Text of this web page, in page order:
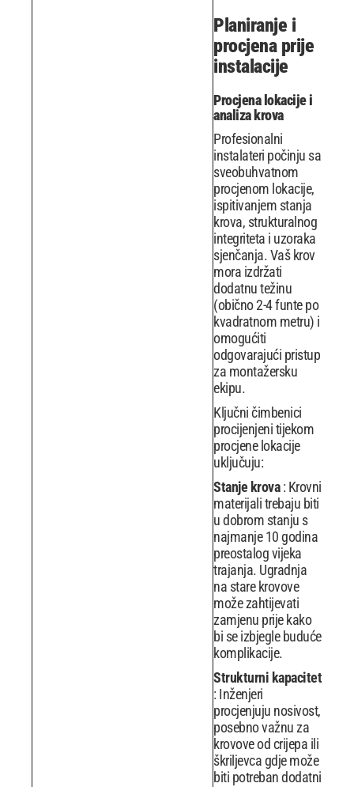
Planiranje i
procjena prije
instalacije
Procjena lokacije i
analiza krova
Profesionalni
instalateri počinju sa
sveobuhvatnom
procjenom lokacije,
ispitivanjem stanja
krova, strukturalnog
integriteta i uzoraka
sjenčanja. Vaš krov
mora izdržati
dodatnu težinu
(obično 2-4 funte po
kvadratnom metru) i
omogućiti
odgovarajući pristup
za montažersku
ekipu.
Ključni čimbenici
procijenjeni tijekom
procjene lokacije
uključuju:
Stanje krova: Krovni
materijali trebaju biti
u dobrom stanju s
najmanje 10 godina
preostalog vijeka
trajanja. Ugradnja
na stare krovove
može zahtijevati
zamjenu prije kako
bi se izbjegle buduće
komplikacije.
Strukturni kapacitet
: Inženjeri
procjenjuju nosivost,
posebno važnu za
krovove od crijepa ili
škriljevca gdje može
biti potreban dodatni